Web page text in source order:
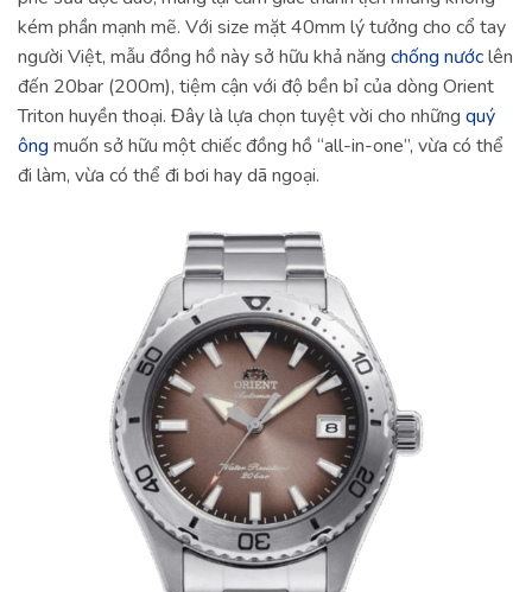
kém phần mạnh mẽ. Với size mặt 40mm lý tưởng cho cổ tay
người Việt, mẫu đồng hồ này sở hữu khả năng chống nướclên
đến 20bar (200m), tiệm cận với độ bền bỉ của dòng Orient
Triton huyền thoại. Đây là lựa chọn tuyệt vời cho những quý
ông muốn sở hữu một chiếc đồng hồ “all-in-one”, vừa có thể
đi làm, vừa có thể đi bơi hay dã ngoại.